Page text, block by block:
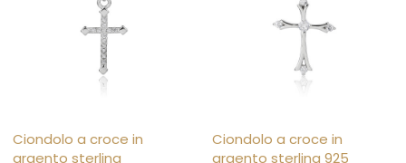
Ciondolo a croce in
argento sterling
Ciondolo a croce in
argento sterling 925